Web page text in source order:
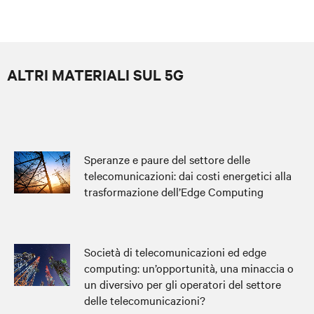
ALTRI MATERIALI SUL 5G
Speranze e paure del settore delle
telecomunicazioni: dai costi energetici alla
trasformazione dell’Edge Computing
Società di telecomunicazioni ed edge
computing: un’opportunità, una minaccia o
un diversivo per gli operatori del settore
delle telecomunicazioni?